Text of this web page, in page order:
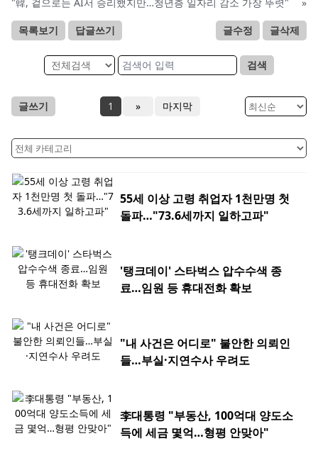
"韓, 겉으로는 AI서 승리했지만…청년층 일자리 감소 가장 뚜렷" »
목록보기 답글쓰기 글수정 글삭제
검색
글쓰기 1 » 마지막
55세 이상 고령 취업자 1천만명 첫
돌파…"73.6세까지 일하고파"
'탱크데이' 스타벅스 압수수색 종
료…임원 등 휴대전화 확보
"내 사건은 어디로" 불안한 의뢰인
들…부실·지연수사 우려도
李대통령 "부동산, 100억대 양도소
득에 세금 몇억…형평 안맞아"